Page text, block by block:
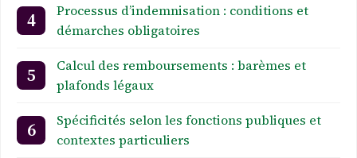
Processus d’indemnisation : conditions et
démarches obligatoires
Calcul des remboursements : barèmes et
plafonds légaux
Spécificités selon les fonctions publiques et
contextes particuliers